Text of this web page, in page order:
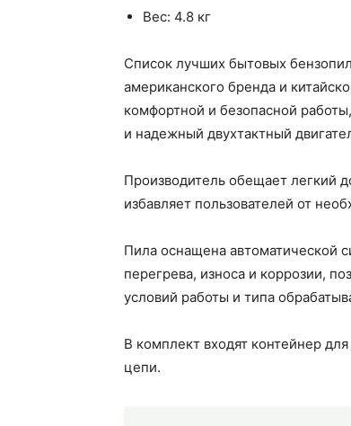
Вес: 4.8 кг
Список лучших бытовых
американского бренда и
комфортной и безопасной
и надежный двухтактный
Производитель обещает легкий
избавляет пользователей от
Пила оснащена автоматической
перегрева, износа и коррозии,
условий работы и типа
В комплект входят контейнер
цепи.